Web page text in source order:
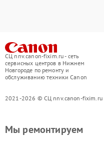
СЦ nnv.canon-fixim.ru - сеть
сервисных центров в Нижнем
Новгороде по ремонту и
обслуживанию техники Canon
2021-2026 © СЦ nnv.canon-fixim.ru
Мы ремонтируем